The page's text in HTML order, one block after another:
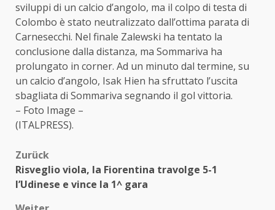
sviluppi di un calcio d’angolo, ma il colpo di testa di
Colombo è stato neutralizzato dall’ottima parata di
Carnesecchi. Nel finale Zalewski ha tentato la
conclusione dalla distanza, ma Sommariva ha
prolungato in corner. Ad un minuto dal termine, su
un calcio d’angolo, Isak Hien ha sfruttato l’uscita
sbagliata di Sommariva segnando il gol vittoria.
– Foto Image –
(ITALPRESS).
Beitragsnavigation
Zurück
Risveglio viola, la Fiorentina travolge 5-1
l’Udinese e vince la 1^ gara